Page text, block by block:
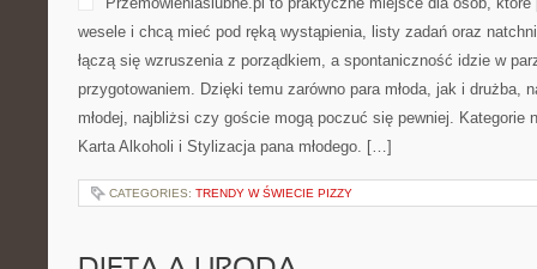
wesele i chcą mieć pod ręką wystąpienia, listy zadań oraz
łączą się wzruszenia z porządkiem, a spontaniczność idzie w
przygotowaniem. Dzięki temu zarówno para młoda, jak i drużba,
młodej, najbliżsi czy goście mogą poczuć się pewniej. Kategorie
Karta Alkoholi i Stylizacja pana młodego. […]
CATEGORIES: TRENDY W ŚWIECIE PIZZY